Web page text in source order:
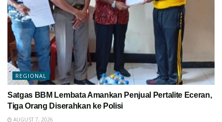
REGIONAL
Satgas BBM Lembata Amankan Penjual Pertalite Eceran,
Tiga Orang Diserahkan ke Polisi
AUGUST 7, 2026